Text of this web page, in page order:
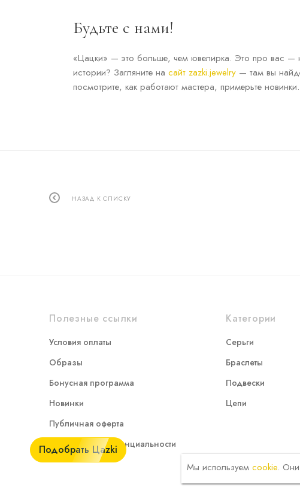
Подобрать Цаzki
Будьте с нами!
«Цацки» — это больше, чем ювелирка. Это про вас —
истории? Загляните на сайт zazki.jewelry — там вы
посмотрите, как работают мастера, примерьте
НАЗАД К СПИСКУ
Полезные ссылки
Условия оплаты
Образы
Бонусная программа
Новинки
Публичная оферта
Политика конфиденциальности
Категории
Серьги
Браслеты
Подвески
Цепи
Мы используемcookie. Они